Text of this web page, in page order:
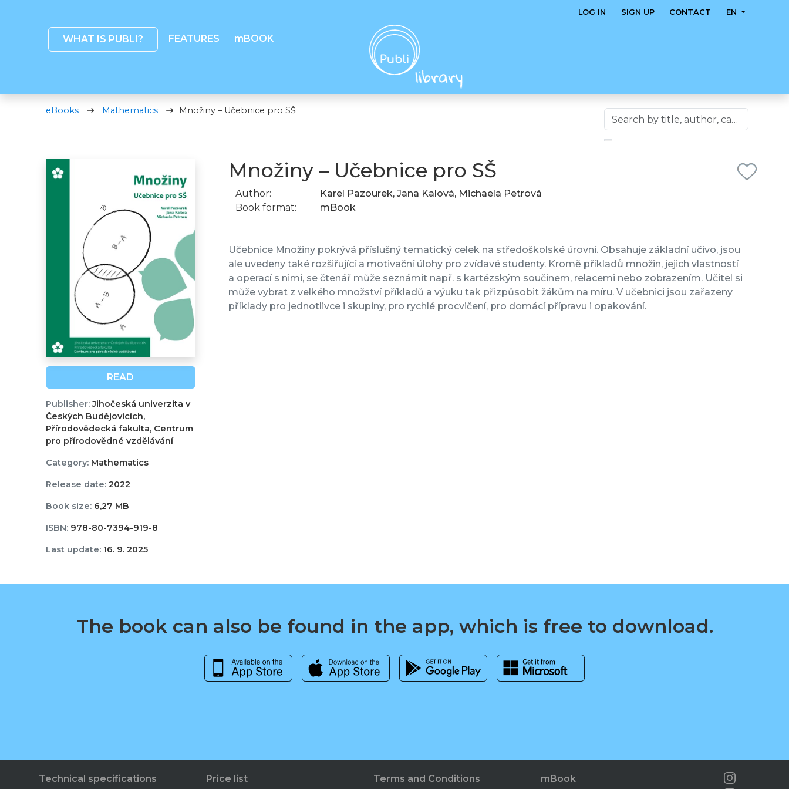
WHAT IS PUBLI? FEATURES mBOOK
LOG IN SIGN UP CONTACT EN
eBooks Mathematics Množiny – Učebnice pro SŠ
READ
Publisher:Jihočeská univerzita v
Českých Budějovicích,
Přírodovědecká fakulta, Centrum
pro přírodovědné vzdělávání
Category:Mathematics
Release date:2022
Book size:6,27 MB
ISBN:978-80-7394-919-8
Last update:16. 9. 2025
Množiny – Učebnice pro SŠ
Author:
Karel Pazourek, Jana Kalová, Michaela Petrová
Book format:
mBook
Učebnice Množiny pokrývá příslušný tematický celek na středoškolské úrovni. Obsahuje základní učivo, jsou
ale uvedeny také rozšiřující a motivační úlohy pro zvídavé studenty. Kromě příkladů množin, jejich vlastností
a operací s nimi, se čtenář může seznámit např. s kartézským součinem, relacemi nebo zobrazením. Učitel si
může vybrat z velkého množství příkladů a výuku tak přizpůsobit žákům na míru. V učebnici jsou zařazeny
příklady pro jednotlivce i skupiny, pro rychlé procvičení, pro domácí přípravu i opakování.
The book can also be found in the app, which is free to download.
Technical specifications Price list Terms and Conditions mBook